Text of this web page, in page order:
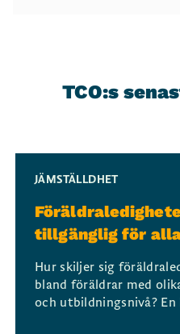
TCO:s
JÄMSTÄLLDHET
tillgänglig för
Hur skiljer sig
bland föräldrar med
och utbildningsnivå? En